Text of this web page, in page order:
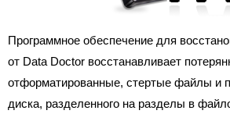
Программное обеспечение для
от Data Doctor восстанавливает
отформатированные, стертые файлы и
диска, разделенного на разделы в